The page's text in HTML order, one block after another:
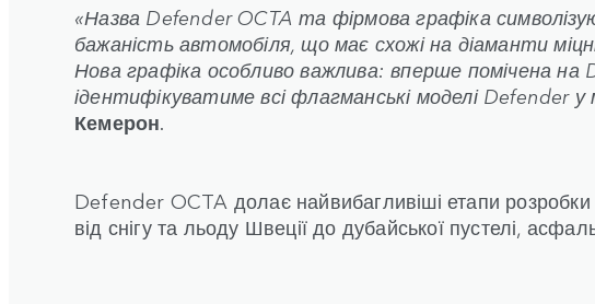
«Назва Defender OCTA та фірмова графіка
бажаність автомобіля, що має схожі на діаманти
Нова графіка особливо важлива: вперше помічена на
ідентифікуватиме всі флагманські моделі Defender
Кемерон.
Defender OCTA долає найвибагливіші етапи розробки
від снігу та льоду Швеції до дубайської пустелі,